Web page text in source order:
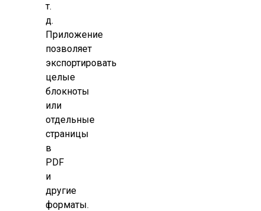
т.
д.
Приложение
позволяет
экспортировать
целые
блокноты
или
отдельные
страницы
в
PDF
и
другие
форматы.